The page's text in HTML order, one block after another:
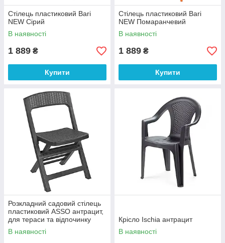
Стілець пластиковий Bari
NEW Сірий
В наявності
1 889 ₴
Купити
Стілець пластиковий Bari
NEW Помаранчевий
В наявності
1 889 ₴
Купити
Розкладний садовий стілець
пластиковий ASSO антрацит,
для тераси та відпочинку
В наявності
Крісло Ischia антрацит
В наявності